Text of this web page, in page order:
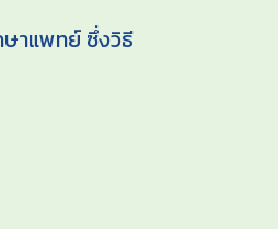
าแพทย์ ซึ่งวิธี